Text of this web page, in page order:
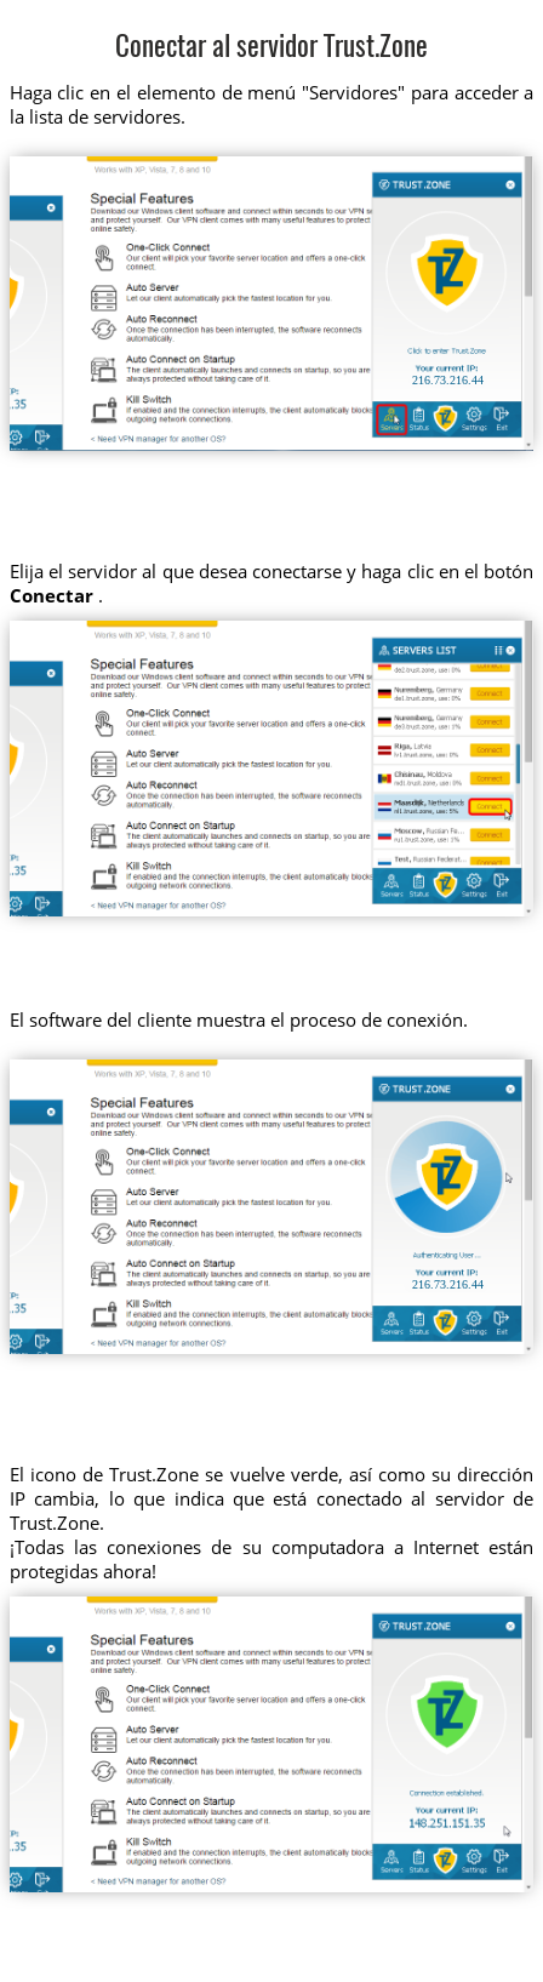
Conectar al servidor Trust.Zone
Haga clic en el elemento de menú "Servidores" para acceder a
la lista de servidores.
216.73.216.44
Elija el servidor al que desea conectarse y haga clic en el botón
Conectar.
El software del cliente muestra el proceso de conexión.
216.73.216.44
El icono de Trust.Zone se vuelve verde, así como su dirección
IP cambia, lo que indica que está conectado al servidor de
Trust.Zone.
¡Todas las conexiones de su computadora a Internet están
protegidas ahora!